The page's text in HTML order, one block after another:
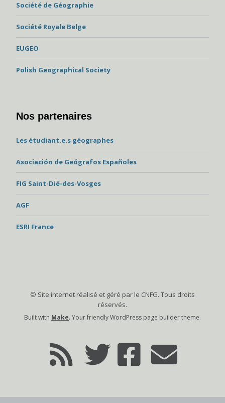
Société de Géographie
Société Royale Belge
EUGEO
Polish Geographical Society
Nos partenaires
Les étudiant.e.s géographes
Asociación de Geógrafos Españoles
FIG Saint-Dié-des-Vosges
AGF
ESRI France
© Site internet réalisé et géré par le CNFG. Tous droits
réservés.
Built with Make. Your friendly WordPress page builder theme.